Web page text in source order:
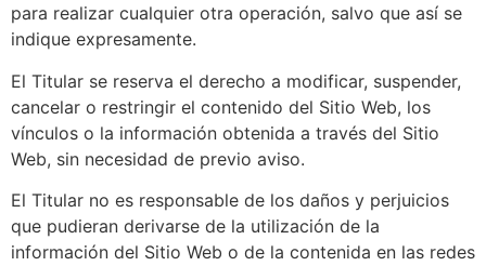
para realizar cualquier otra operación, salvo que así se
indique expresamente.
El Titular se reserva el derecho a modificar, suspender,
cancelar o restringir el contenido del Sitio Web, los
vínculos o la información obtenida a través del Sitio
Web, sin necesidad de previo aviso.
El Titular no es responsable de los daños y perjuicios
que pudieran derivarse de la utilización de la
información del Sitio Web o de la contenida en las redes